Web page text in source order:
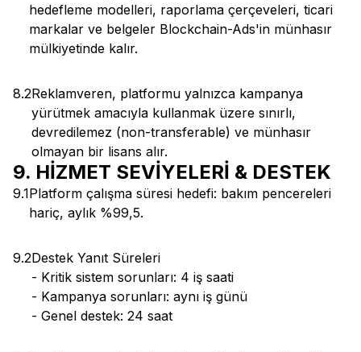
hedefleme modelleri, raporlama çerçeveleri, ticari
markalar ve belgeler Blockchain-Ads'in münhasır
mülkiyetinde kalır.
8.2Reklamveren, platformu yalnızca kampanya
yürütmek amacıyla kullanmak üzere sınırlı,
devredilemez (non-transferable) ve münhasır
olmayan bir lisans alır.
9. HİZMET SEVİYELERİ & DESTEK
9.1Platform çalışma süresi hedefi: bakım pencereleri
hariç, aylık %99,5.
9.2Destek Yanıt Süreleri
- Kritik sistem sorunları: 4 iş saati
- Kampanya sorunları: aynı iş günü
- Genel destek: 24 saat